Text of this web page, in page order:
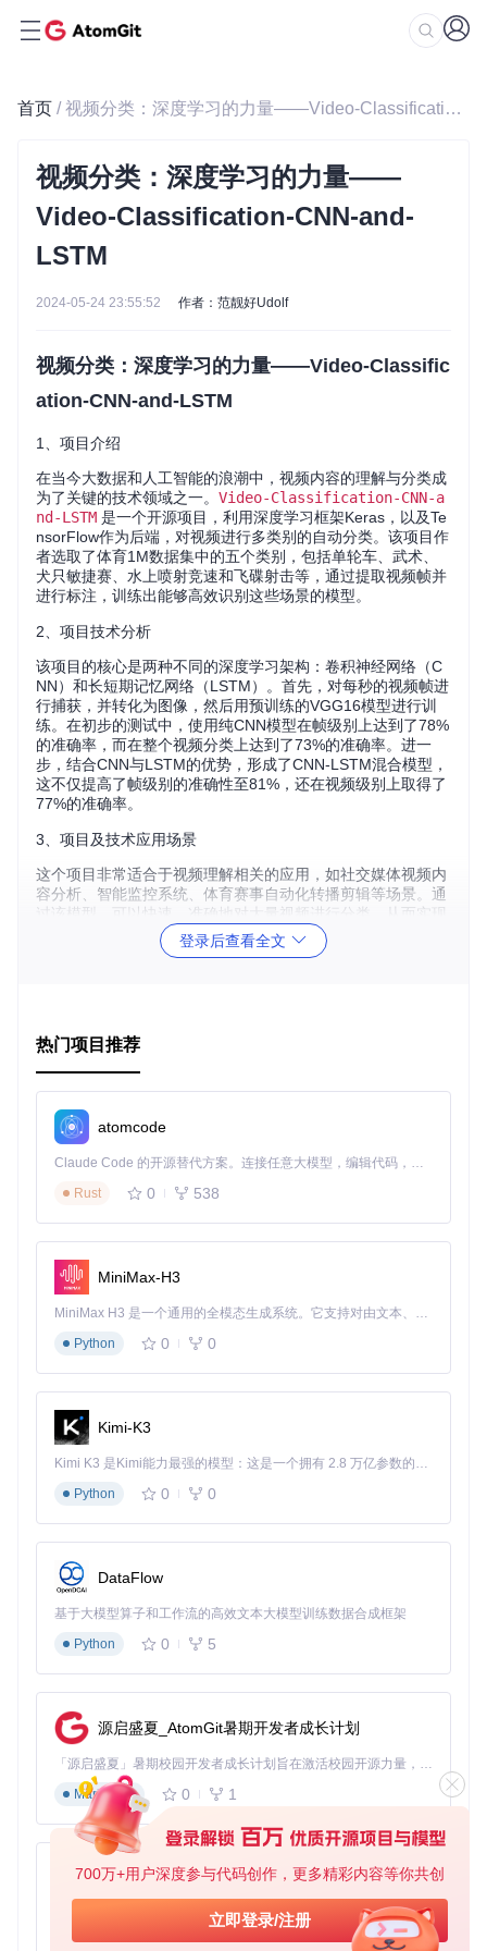
700万+用户深度参与代码创作，更多精彩内容等你共创
立即登录/注册
首页 / 视频分类：深度学习的力量——Video-Classification-CNN-and-LSTM
视频分类：深度学习的力量——
Video-Classification-CNN-and-
LSTM
2024-05-24 23:55:52 作者：范靓好Udolf
视频分类：深度学习的力量——Video-Classific
ation-CNN-and-LSTM
1、项目介绍
在当今大数据和人工智能的浪潮中，视频内容的理解与分类成
为了关键的技术领域之一。 Video-Classification-CNN-a
nd-LSTM 是一个开源项目，利用深度学习框架Keras，以及Te
nsorFlow作为后端，对视频进行多类别的自动分类。该项目作
者选取了体育1M数据集中的五个类别，包括单轮车、武术、
犬只敏捷赛、水上喷射竞速和飞碟射击等，通过提取视频帧并
进行标注，训练出能够高效识别这些场景的模型。
2、项目技术分析
该项目的核心是两种不同的深度学习架构：卷积神经网络（C
NN）和长短期记忆网络（LSTM）。首先，对每秒的视频帧进
行捕获，并转化为图像，然后用预训练的VGG16模型进行训
练。在初步的测试中，使用纯CNN模型在帧级别上达到了78%
的准确率，而在整个视频分类上达到了73%的准确率。进一
步，结合CNN与LSTM的优势，形成了CNN-LSTM混合模型，
这不仅提高了帧级别的准确性至81%，还在视频级别上取得了
77%的准确率。
3、项目及技术应用场景
这个项目非常适合于视频理解相关的应用，如社交媒体视频内
容分析、智能监控系统、体育赛事自动化转播剪辑等场景。通
过该模型，可以快速、准确地对大量视频进行分类，从而实现
智能化的内容检索或个性化推荐，大大节省人力成本。
灵活的模型：既提供了单个CNN模型，也提供了结合LSTM
的复合模型，可根据实际需求选择合适的方案。
预处理优化：对视频帧的抽取和标注策略保证了数据质量和
模型训练效率。
高性能
：实验结果显示，该模型在多个任务上有良好的性能
表现，尤其在CNN-LSTM模型中表现出色。
广泛的应用潜力：适用范围广，能轻松应对多种视频分类场
景。
如果你正在寻找一种强大的工具来处理视频分类问题，或者想
要深入研究深度学习在视频处理中的应用，那么Video-Clas
sification-CNN-and-LSTM
目。立即加入，一起探索深度学习的无限可能吧！
登录后查看全文
热门项目推荐
atomcode
Claude Code 的开源替代方案。连接任意大模型，编辑代码，运行命令，自动验证 — 全自动执行。用 Rust 构建，极致性能。 ｜ An open-source alternative to Claude Code. Connect any LLM, edit code, run commands, and verify changes — autonomously. Built in Rust for speed. Get Started
Rust
0 538
MiniMax-H3
MiniMax H3 是一个通用的全模态生成系统。它支持对由文本、图像、视频和音频组成的多模态上下文进行统一理解，并能生成分辨率高达 2K、时长可达 15 秒的带原生立体声音频的视频。得益于面向任务泛化的系统设计，H3 在预训练阶段就已具备广泛的多模态上下文理解与生成能力，能够出色地执行复杂的多模态指令。
Python
0 0
Kimi-K3
Kimi K3 是Kimi能力最强的模型：这是一个拥有 2.8 万亿参数的混合专家（MoE）模型，具备原生视觉理解能力，并支持 100 万 token 的上下文窗口。
Python
0 0
DataFlow
基于大模型算子和工作流的高效文本大模型训练数据合成框架
Python
0 5
源启盛夏_AtomGit暑期开发者成长计划
「源启盛夏」暑期校园开发者成长计划旨在激活校园开源力量，通过积分激励、认证扶持、资源倾斜等形式，引导高校组织和开发者完成「入驻 — 建项目 — 做贡献 — 获认证 — 得资源」的完整闭环。无论你是想带领社团入驻平台的组织者，还是希望用代码贡献证明自己的开发者，都能在这里找到属于你的成长路径。
Markdown
0 1
py-xiaozhi
基于Python的Xiaozhi AI，适用于想要完整Xiaozhi体验而无需拥有专用硬件的用户。
Python
0 1